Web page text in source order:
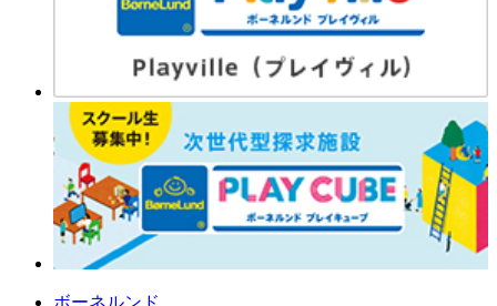
ボーネルンド